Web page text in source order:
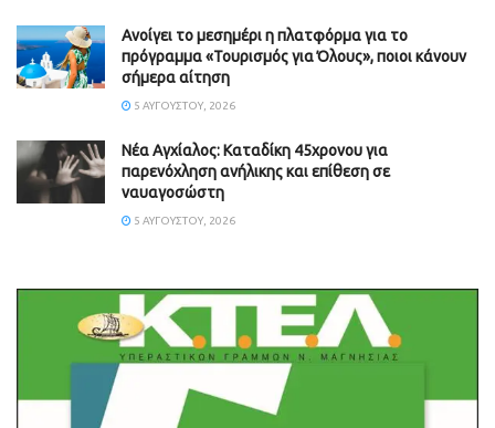
Ανοίγει το μεσημέρι η πλατφόρμα για το
πρόγραμμα «Τουρισμός για Όλους», ποιοι κάνουν
σήμερα αίτηση
5 ΑΥΓΟΎΣΤΟΥ, 2026
Νέα Αγχίαλος: Καταδίκη 45χρονου για
παρενόχληση ανήλικης και επίθεση σε
ναυαγοσώστη
5 ΑΥΓΟΎΣΤΟΥ, 2026